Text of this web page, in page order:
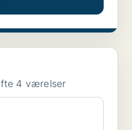
Andelsbolig til salg i 2820 Gentofte 4 værelser